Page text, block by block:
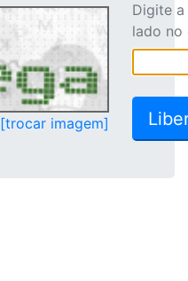
[trocar imagem]
Digite
lado no